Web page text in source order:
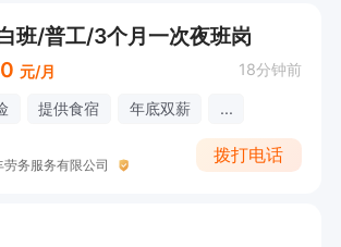
班/普工/3个月一次夜班岗
元/月 18分钟前
提供食宿 年底双薪 ...
务服务有限公司
拨打电话